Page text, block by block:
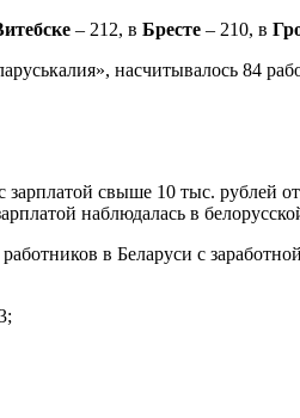
– 212, в Бресте – 210, в
насчитывалось 84
зарплатой свыше 10 тыс. рублей
наблюдалась в
работников в Беларуси с